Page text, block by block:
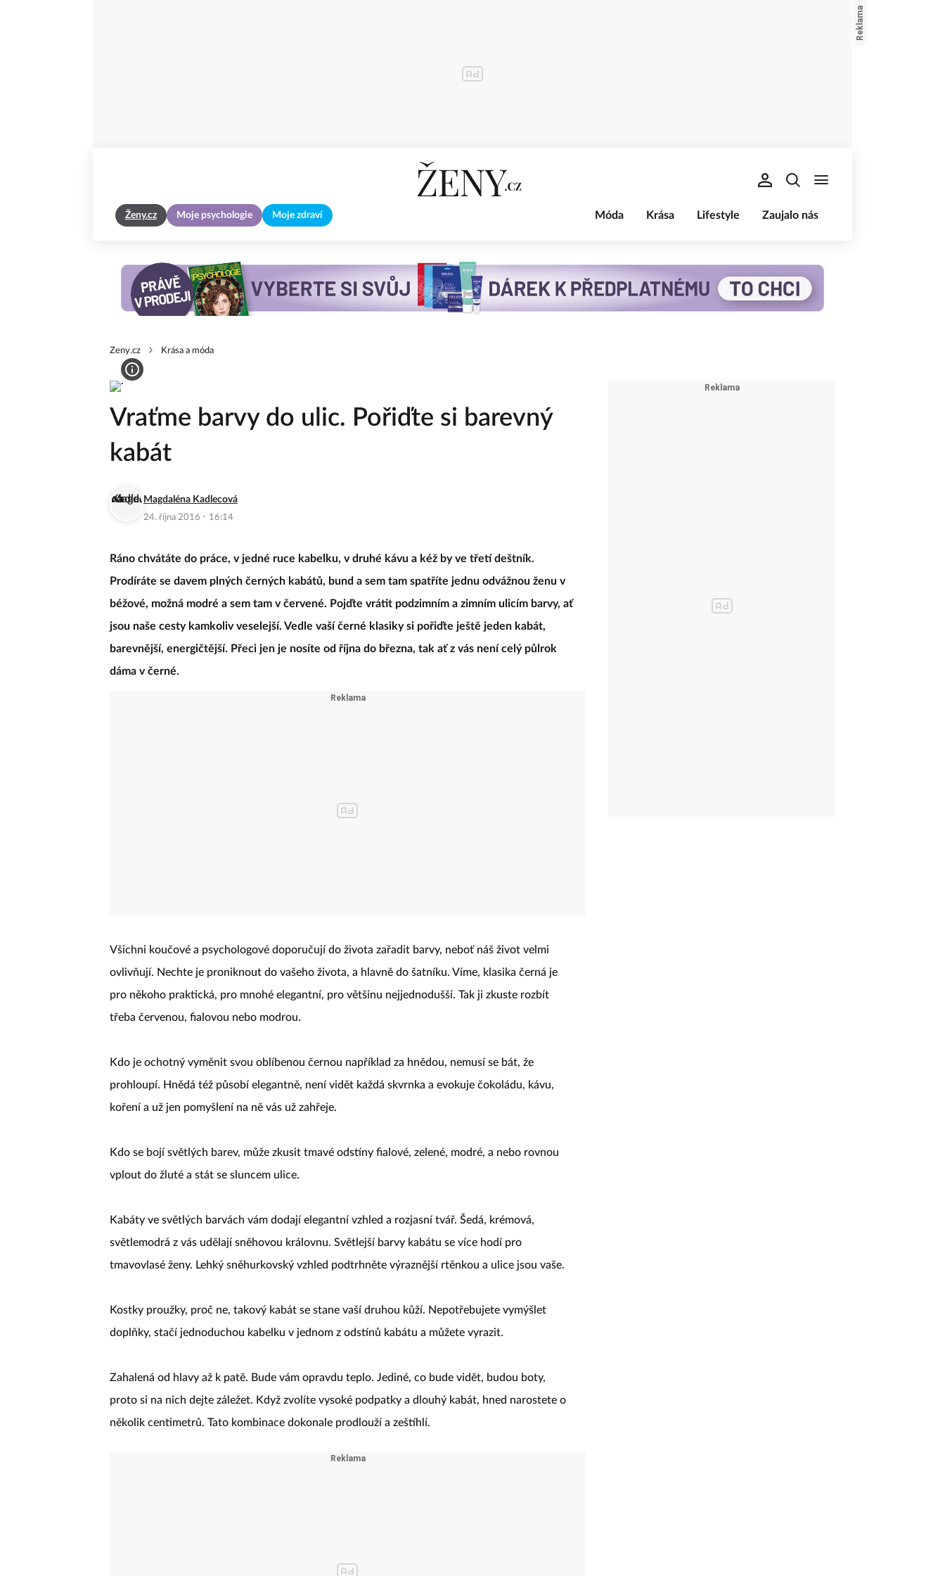
Ženy.cz Moje psychologie Moje zdraví Móda Krása Lifestyle Zaujalo nás
Zeny.cz Krása a móda
Vraťme barvy do ulic. Pořiďte si barevný
kabát
Magdaléna Kadlecová
24. října 2016 · 16:14
Ráno chvátáte do práce, v jedné ruce kabelku, v druhé kávu a kéž by ve třetí deštník.
Prodíráte se davem plných černých kabátů, bund a sem tam spatříte jednu odvážnou ženu v
béžové, možná modré a sem tam v červené. Pojďte vrátit podzimním a zimním ulicím barvy, ať
jsou naše cesty kamkoliv veselejší. Vedle vaší černé klasiky si pořiďte ještě jeden kabát,
barevnější, energičtější. Přeci jen je nosíte od října do března, tak ať z vás není celý půlrok
dáma v černé.
Všichni koučové a psychologové doporučují do života zařadit barvy, neboť náš život velmi
ovlivňují. Nechte je proniknout do vašeho života, a hlavně do šatníku. Víme, klasika černá je
pro někoho praktická, pro mnohé elegantní, pro většinu nejjednodušší. Tak ji zkuste rozbít
třeba červenou, fialovou nebo modrou.
Kdo je ochotný vyměnit svou oblíbenou černou například za hnědou, nemusí se bát, že
prohloupí. Hnědá též působí elegantně, není vidět každá skvrnka a evokuje čokoládu, kávu,
koření a už jen pomyšlení na ně vás už zahřeje.
Kdo se bojí světlých barev, může zkusit tmavé odstíny fialové, zelené, modré, a nebo rovnou
vplout do žluté a stát se sluncem ulice.
Kabáty ve světlých barvách vám dodají elegantní vzhled a rozjasní tvář. Šedá, krémová,
světlemodrá z vás udělají sněhovou královnu. Světlejší barvy kabátu se více hodí pro
tmavovlasé ženy. Lehký sněhurkovský vzhled podtrhněte výraznější rtěnkou a ulice jsou vaše.
Kostky proužky, proč ne, takový kabát se stane vaší druhou kůží. Nepotřebujete vymýšlet
doplňky, stačí jednoduchou kabelku v jednom z odstínů kabátu a můžete vyrazit.
Zahalená od hlavy až k patě. Bude vám opravdu teplo. Jediné, co bude vidět, budou boty,
proto si na nich dejte záležet. Když zvolíte vysoké podpatky a dlouhý kabát, hned narostete o
několik centimetrů. Tato kombinace dokonale prodlouží a zeštíhlí.